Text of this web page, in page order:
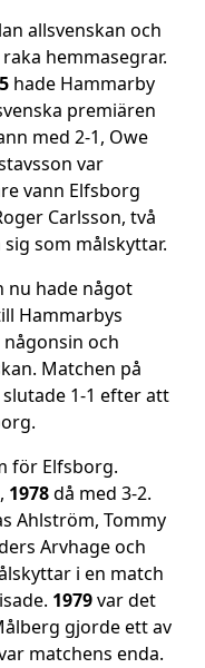
allsvenskan och
hemmasegrar.
hade Hammarby
premiären
med 2-1, Owe
var
vann Elfsborg
Carlsson, två
som målskyttar.
nu hade något
Hammarbys
och
Matchen på
1-1 efter att
för Elfsborg.
1978då med 3-2.
Ahlström, Tommy
Arvhage och
i en match
1979var det
gjorde ett av
matchens enda.